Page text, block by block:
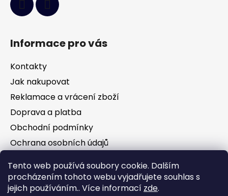
Tento web používá soubory cookie. Dalším
procházením tohoto webu vyjadřujete souhlas s
jejich používáním.. Více informací zde.
Informace pro vás
Kontakty
Jak nakupovat
Reklamace a vrácení zboží
Doprava a platba
Obchodní podmínky
Ochrana osobních údajů
Facebook